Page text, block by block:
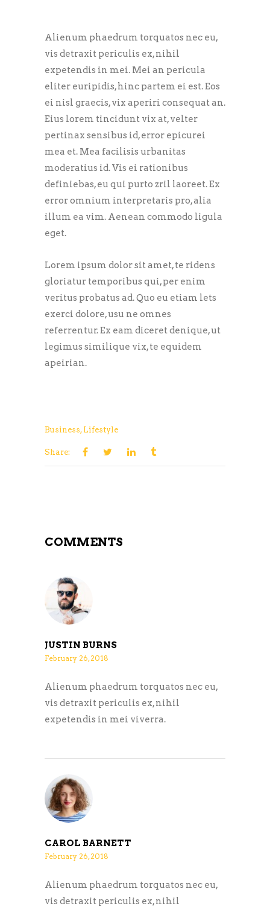
Alienum phaedrum torquatos nec eu,
vis detraxit periculis ex, nihil
expetendis in mei. Mei an pericula
eliter euripidis, hinc partem ei est. Eos
ei nisl graecis, vix aperiri consequat an.
Eius lorem tincidunt vix at, velter
pertinax sensibus id, error epicurei
mea et. Mea facilisis urbanitas
moderatius id. Vis ei rationibus
definiebas, eu qui purto zril laoreet. Ex
error omnium interpretaris pro, alia
illum ea vim. Aenean commodo ligula
eget.
Lorem ipsum dolor sit amet, te ridens
gloriatur temporibus qui, per enim
veritus probatus ad. Quo eu etiam lets
exerci dolore, usu ne omnes
referrentur. Ex eam diceret denique, ut
legimus similique vix, te equidem
apeirian.
Business, Lifestyle
Share:
COMMENTS
JUSTIN BURNS
February 26, 2018
Alienum phaedrum torquatos nec eu,
vis detraxit periculis ex, nihil
expetendis in mei viverra.
CAROL BARNETT
February 26, 2018
Alienum phaedrum torquatos nec eu,
vis detraxit periculis ex, nihil